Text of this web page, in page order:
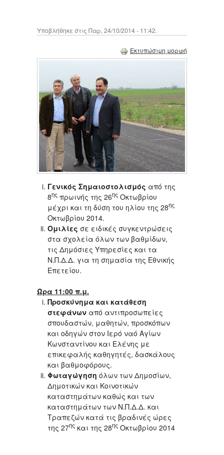
Υποβλήθηκε στις Παρ, 24/10/2014 - 11:42.
Εκτυπώσιμη μορφή
Γενικός Σημαιοστολισμός από της
8ης πρωινής της 26ης Οκτωβρίου
μέχρι και τη δύση του ηλίου της 28ης
Οκτωβρίου 2014.
Ομιλίες σε ειδικές συγκεντρώσεις
στα σχολεία όλων των βαθμίδων,
τις Δημόσιες Υπηρεσίες και τα
Ν.Π.Δ.Δ. για τη σημασία της Εθνικής
Επετείου.
Ώρα 11:00 π.μ.
Προσκύνημα και κατάθεση
στεφάνων από αντιπροσωπείες
σπουδαστών, μαθητών, προσκόπων
και οδηγών στον Ιερό ναό Αγίων
Κωνσταντίνου και Ελένης με
επικεφαλής καθηγητές, δασκάλους
και βαθμοφόρους.
Φωταγώγηση όλων των Δημοσίων,
Δημοτικών και Κοινοτικών
καταστημάτων καθώς και των
καταστημάτων των Ν.Π.Δ.Δ. και
Τραπεζών κατά τις βραδινές ώρες
της 27ης και της 28ης Οκτωβρίου 2014